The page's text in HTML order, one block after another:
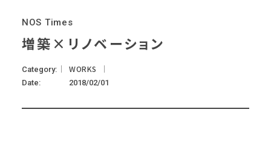
NOS Times
増築×リノベーション
Category WORKS
Date 2018/02/01